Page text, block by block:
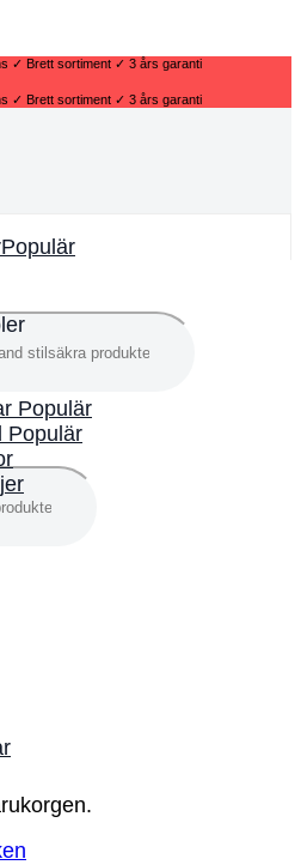
✓ Brett sortiment ✓ 3 års garanti
✓ Brett sortiment ✓ 3 års garanti